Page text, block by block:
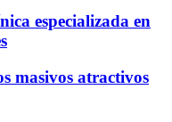
especializada en
masivos atractivos